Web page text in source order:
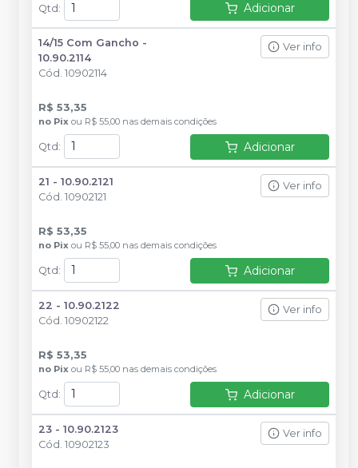
Qtd: Adicionar
14/15 Com Gancho -
10.90.2114
Cód. 10902114
Ver info
R$ 53,35
no Pix ou R$ 55,00 nas demais condições
Qtd : Adicionar
21 - 10.90.2121
Cód. 10902121
Ver info
R$ 53,35
no Pix ou R$ 55,00 nas demais condições
Qtd : Adicionar
22 - 10.90.2122
Cód. 10902122
Ver info
R$ 53,35
no Pix ou R$ 55,00 nas demais condições
Qtd : Adicionar
23 - 10.90.2123
Cód. 10902123
Ver info